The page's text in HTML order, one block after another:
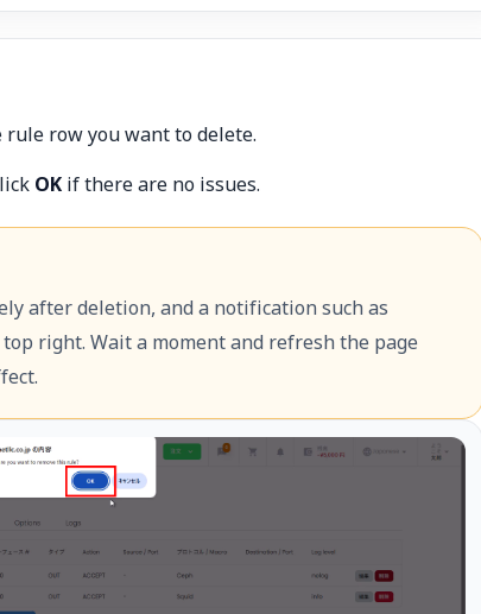
rule row you want to delete.
OKif there are no issues.
after deletion, and a notification such as
right. Wait a moment and refresh the page